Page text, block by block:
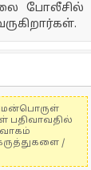
போலீசில்
மென்பொருள்
பதிவாவதில்
/